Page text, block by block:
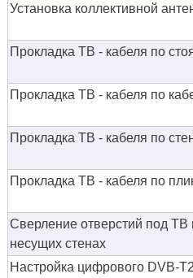
Установка коллективной
Прокладка ТВ - кабеля по
Прокладка ТВ - кабеля по
Прокладка ТВ - кабеля по
Прокладка ТВ - кабеля по
Сверление отверстий под ТВ
несущих стенах
Настройка цифрового DVB-